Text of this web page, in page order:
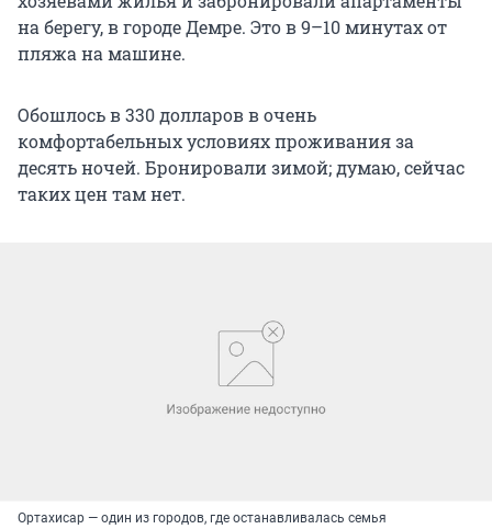
на берегу, в городе Демре. Это в 9–10 минутах от
пляжа на машине.
Обошлось в 330 долларов в очень
комфортабельных условиях проживания за
десять ночей. Бронировали зимой; думаю, сейчас
таких цен там нет.
Ортахисар — один из городов, где останавливалась семья